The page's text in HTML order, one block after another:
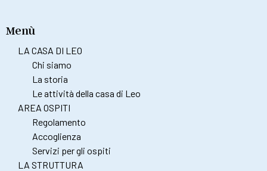
Menù
LA CASA DI LEO
Chi siamo
La storia
Le attività della casa di Leo
AREA OSPITI
Regolamento
Accoglienza
Servizi per gli ospiti
LA STRUTTURA